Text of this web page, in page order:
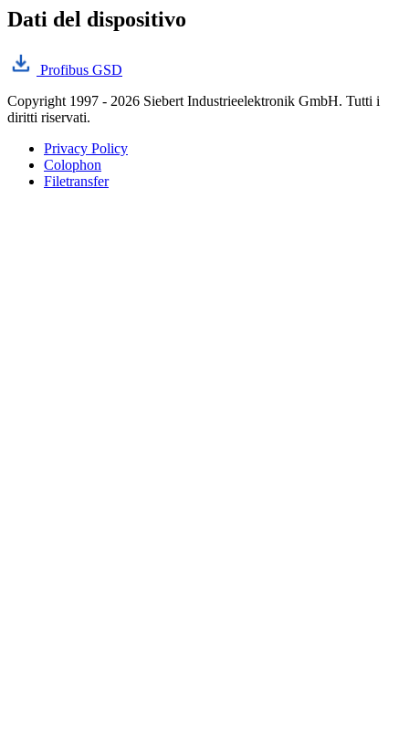
Dati del dispositivo
Profibus GSD
Copyright 1997 - 2026 Siebert Industrieelektronik GmbH. Tutti i
diritti riservati.
Privacy Policy
Colophon
Filetransfer